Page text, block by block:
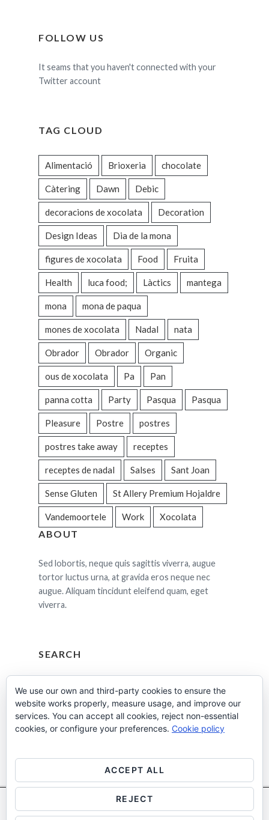
FOLLOW US
It seams that you haven't connected with your
Twitter account
TAG CLOUD
Alimentació Brioxeria chocolate
Càtering Dawn Debic
decoracions de xocolata Decoration
Design Ideas Dia de la mona
figures de xocolata Food Fruita
Health luca food; Làctics mantega
mona mona de paqua
mones de xocolata Nadal nata
Obrador Obrador Organic
ous de xocolata Pa Pan
panna cotta Party Pasqua Pasqua
Pleasure Postre postres
postres take away receptes
receptes de nadal Salses Sant Joan
Sense Gluten St Allery Premium Hojaldre
Vandemoortele Work Xocolata
ABOUT
Sed lobortis, neque quis sagittis viverra, augue
tortor luctus urna, at gravida eros neque nec
augue. Aliquam tincidunt eleifend quam, eget
viverra.
SEARCH
FacebookInstagram
Linkedin
Utilitzem cookies pròpies i de tercers per a fins analítics.
informació
We use our own and third-party cookies to ensure the
website works properly, measure usage, and improve our
services. You can accept all cookies, reject non-essential
cookies, or configure your preferences. Cookie policy
ACCEPT ALL
REJECT